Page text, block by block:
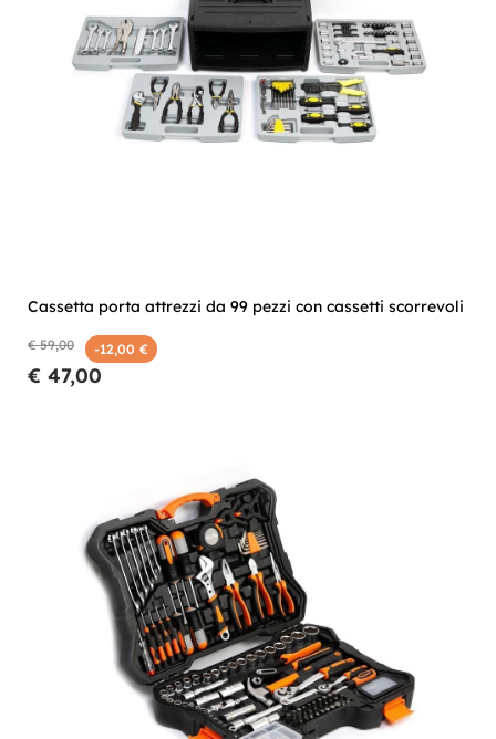
Cassetta porta attrezzi da 99 pezzi con cassetti scorrevoli
€ 59,00 -12,00 €
€ 47,00